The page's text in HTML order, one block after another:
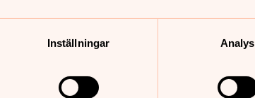
Inställningar Analys
hjulen. Istället gick hon döden till
hon efter sin död fördes till Sinai berg